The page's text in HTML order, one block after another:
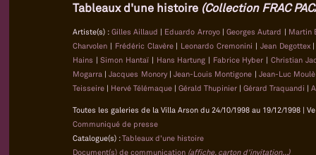
Tableaux d'une histoire (Collection FRAC
Artiste(s) : Gilles Aillaud | Eduardo Arroyo |Georges Autard | Martin
Charvolen | Frédéric Clavère | Leonardo Cremonini | Jean Degottex
Hains |Simon Hantaï | Hans Hartung | Fabrice Hyber | Christian
Mogarra |Jacques Monory |Jean-Louis Montigone | Jean-Luc
Teisseire | Hervé Télémaque | Gérald Thupinier | Gérard Traquandi |
Toutes les galeries de la Villa Arson du 24/10/1998 au 19/12/1998 |
Communiqué de presse
Catalogue(s) :Tableaux d'une histoire
Document(s) de communication (affiche, carton d'invitation...)